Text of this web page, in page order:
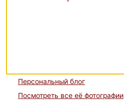
Персональный блог
Посмотреть все её фотографии